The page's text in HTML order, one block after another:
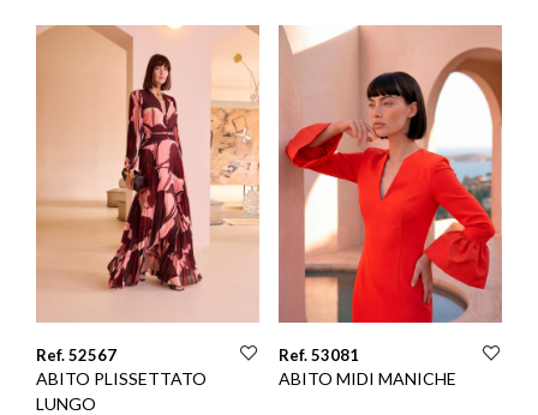
Ref. 52567
ABITO PLISSETTATO
LUNGO
Ref. 53081
ABITO MIDI MANICHE